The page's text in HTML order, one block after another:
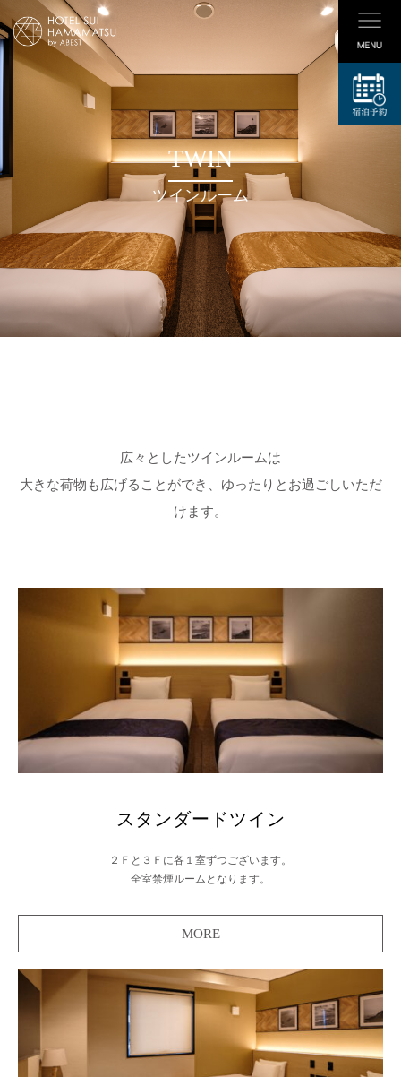
ン
テ
ン
キ
TWIN
ツインルーム
広々としたツインルームは
大きな荷物も広げることができ、ゆったりとお過ごしいただ
けます。
スタンダードツイン
２Ｆと３Ｆに各１室ずつございます。
全室禁煙ルームとなります。
MORE